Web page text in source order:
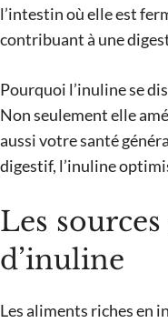
l’intestin où elle est
contribuant à une
Pourquoi l’inuline se
Non seulement elle
aussi votre santé
digestif, l’inuline
Les
d’inuline
Les aliments riches en